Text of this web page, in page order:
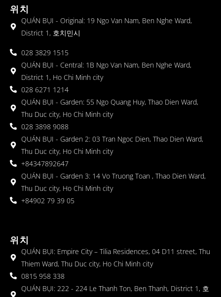
위치
QUÁN BỤI - Original: 19 Ngo Van Nam, Ben Nghe Ward,
District 1, 호치민시
028 3829 1515
QUÁN BỤI - Central: 1B Ngo Van Nam, Ben Nghe Ward,
District 1, Ho Chi Minh city
028 6271 1214
QUÁN BỤI - Garden: 55 Ngo Quang Huy, Thao Dien Ward,
Thu Duc city, Ho Chi Minh city
028 3898 9088
QUÁN BỤI - Garden 2: 03 Tran Ngoc Dien, Thao Dien Ward,
Thu Duc city, Ho Chi Minh city
+84347892647
QUÁN BỤI - Garden 3: 14 Vo Truong Toan , Thao Dien Ward,
Thu Duc city, Ho Chi Minh city
+84902 79 39 05
위치
QUÁN BỤI: Empire City – Tilia Residences, 04 D11 street, Thu
Thiem Ward, Thu Duc city, Ho Chi Minh city
0815 958 338
QUÁN BỤI: 222 - 224 Le Thanh Ton, Ben Thanh, District 1, 호